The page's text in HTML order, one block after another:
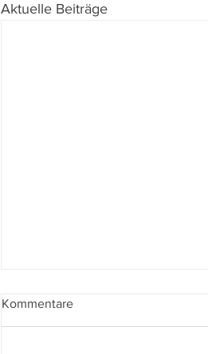
Aktuelle Beiträge
Kommentare